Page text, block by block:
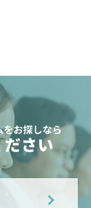
お探しなら
さい